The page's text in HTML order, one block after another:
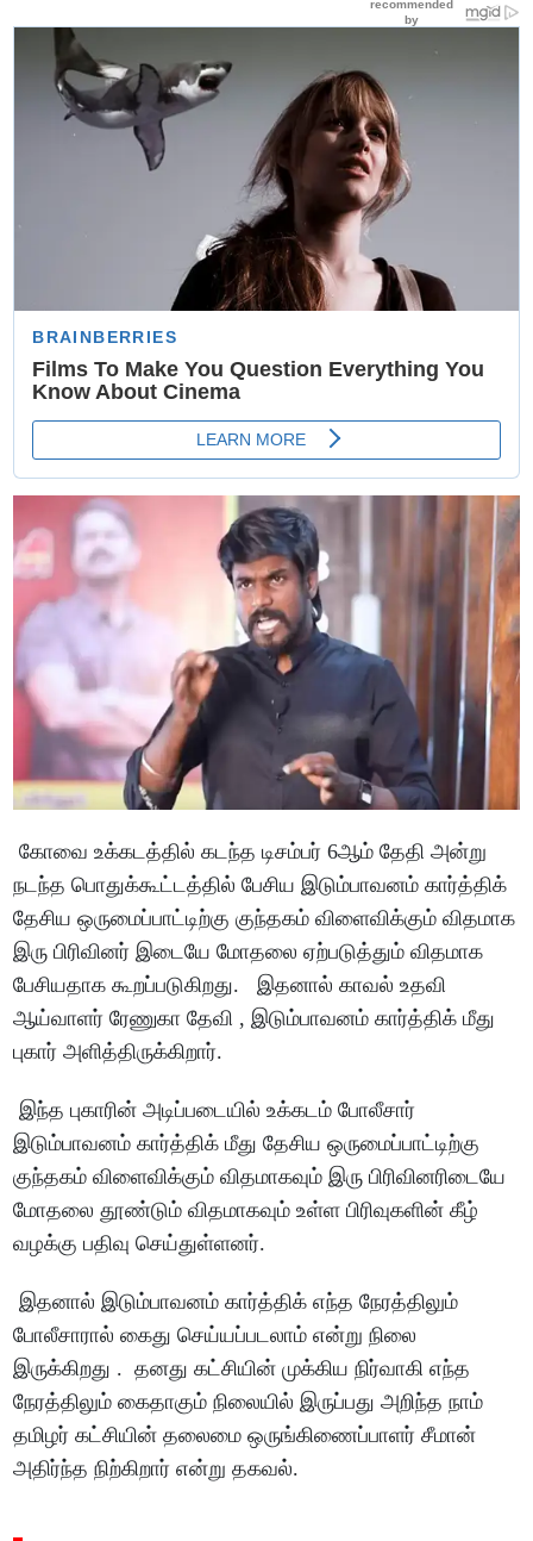
கோவை உக்கடத்தில் கடந்த டிசம்பர் 6ஆம் தேதி அன்று
நடந்த பொதுக்கூட்டத்தில் பேசிய இடும்பாவனம் கார்த்திக்
தேசிய ஒருமைப்பாட்டிற்கு குந்தகம் விளைவிக்கும் விதமாக
இரு பிரிவினர் இடையே மோதலை ஏற்படுத்தும் விதமாக
பேசியதாக கூறப்படுகிறது. இதனால் காவல் உதவி
ஆய்வாளர் ரேணுகா தேவி , இடும்பாவனம் கார்த்திக் மீது
புகார் அளித்திருக்கிறார்.
இந்த புகாரின் அடிப்படையில் உக்கடம் போலீசார்
இடும்பாவனம் கார்த்திக் மீது தேசிய ஒருமைப்பாட்டிற்கு
குந்தகம் விளைவிக்கும் விதமாகவும் இரு பிரிவினரிடையே
மோதலை தூண்டும் விதமாகவும் உள்ள பிரிவுகளின் கீழ்
வழக்கு பதிவு செய்துள்ளனர்.
இதனால் இடும்பாவனம் கார்த்திக் எந்த நேரத்திலும்
போலீசாரால் கைது செய்யப்படலாம் என்று நிலை
இருக்கிறது . தனது கட்சியின் முக்கிய நிர்வாகி எந்த
நேரத்திலும் கைதாகும் நிலையில் இருப்பது அறிந்த நாம்
தமிழர் கட்சியின் தலைமை ஒருங்கிணைப்பாளர் சீமான்
அதிர்ந்த நிற்கிறார் என்று தகவல்.